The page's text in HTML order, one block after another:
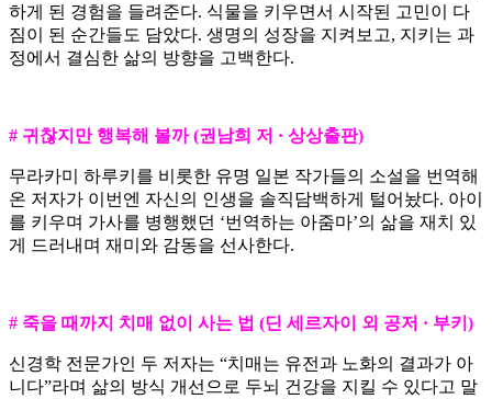
하게 된 경험을 들려준다. 식물을 키우면서 시작된 고민이 다
짐이 된 순간들도 담았다. 생명의 성장을 지켜보고, 지키는 과
정에서 결심한 삶의 방향을 고백한다.
# 귀찮지만 행복해 볼까 (권남희 저 · 상상출판)
무라카미 하루키를 비롯한 유명 일본 작가들의 소설을 번역해
온 저자가 이번엔 자신의 인생을 솔직담백하게 털어놨다. 아이
를 키우며 가사를 병행했던 ‘번역하는 아줌마’의 삶을 재치 있
게 드러내며 재미와 감동을 선사한다.
# 죽을 때까지 치매 없이 사는 법 (딘 세르자이 외 공저 · 부키)
신경학 전문가인 두 저자는 “치매는 유전과 노화의 결과가 아
니다”라며 삶의 방식 개선으로 두뇌 건강을 지킬 수 있다고 말